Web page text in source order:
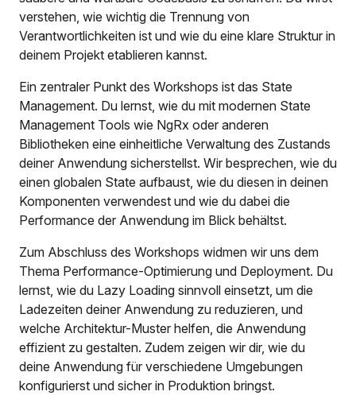
verstehen, wie wichtig die Trennung von
Verantwortlichkeiten ist und wie du eine klare Struktur in
deinem Projekt etablieren kannst.
Ein zentraler Punkt des Workshops ist das State
Management. Du lernst, wie du mit modernen State
Management Tools wie NgRx oder anderen
Bibliotheken eine einheitliche Verwaltung des Zustands
deiner Anwendung sicherstellst. Wir besprechen, wie du
einen globalen State aufbaust, wie du diesen in deinen
Komponenten verwendest und wie du dabei die
Performance der Anwendung im Blick behältst.
Zum Abschluss des Workshops widmen wir uns dem
Thema Performance-Optimierung und Deployment. Du
lernst, wie du Lazy Loading sinnvoll einsetzt, um die
Ladezeiten deiner Anwendung zu reduzieren, und
welche Architektur-Muster helfen, die Anwendung
effizient zu gestalten. Zudem zeigen wir dir, wie du
deine Anwendung für verschiedene Umgebungen
konfigurierst und sicher in Produktion bringst.